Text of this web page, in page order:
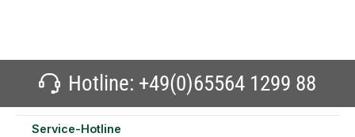
Hotline: +49(0)65564 1299 88
Service-Hotline